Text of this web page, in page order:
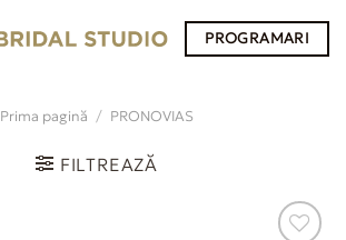
PROGRAMARI
Prima pagină / PRONOVIAS
FILTREAZĂ